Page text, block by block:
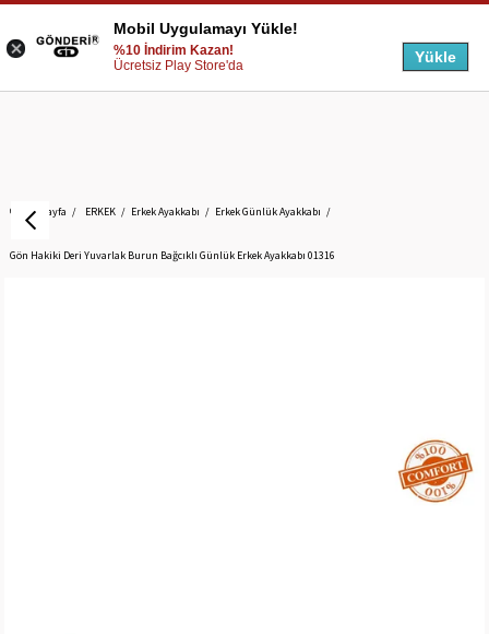
Anasayfa ERKEK Erkek Ayakkabı Erkek Günlük Ayakkabı
Gön Hakiki Deri Yuvarlak Burun Bağcıklı Günlük Erkek Ayakkabı 01316
Mobil Uygulamayı Yükle!
%10 İndirim Kazan!
Ücretsiz Play Store'da
Yükle